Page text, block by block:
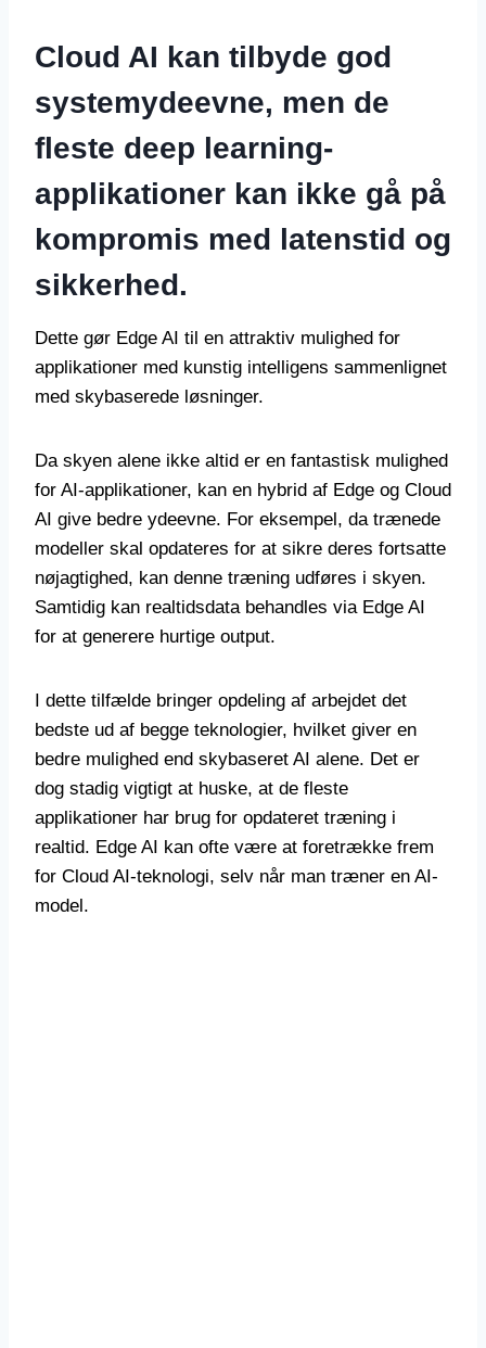
Cloud AI kan tilbyde god
systemydeevne, men de
fleste deep learning-
applikationer kan ikke gå på
kompromis med latenstid og
sikkerhed.
Dette gør Edge AI til en attraktiv mulighed for
applikationer med kunstig intelligens sammenlignet
med skybaserede løsninger.
Da skyen alene ikke altid er en fantastisk mulighed
for AI-applikationer, kan en hybrid af Edge og Cloud
AI give bedre ydeevne. For eksempel, da trænede
modeller skal opdateres for at sikre deres fortsatte
nøjagtighed, kan denne træning udføres i skyen.
Samtidig kan realtidsdata behandles via Edge AI
for at generere hurtige output.
I dette tilfælde bringer opdeling af arbejdet det
bedste ud af begge teknologier, hvilket giver en
bedre mulighed end skybaseret AI alene. Det er
dog stadig vigtigt at huske, at de fleste
applikationer har brug for opdateret træning i
realtid. Edge AI kan ofte være at foretrække frem
for Cloud AI-teknologi, selv når man træner en AI-
model.